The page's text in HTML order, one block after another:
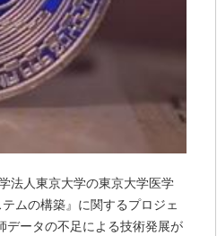
法人東京大学の東京大学医学
ムの構築』に関するプロジェ
データの不足による技術発展が